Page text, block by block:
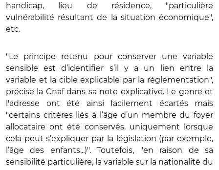
handicap, lieu de résidence, "particulière
vulnérabilité résultant de la situation économique",
etc.
"Le principe retenu pour conserver une variable
sensible est d’identifier s’il y a un lien entre la
variable et la cible explicable par la règlementation",
précise la Cnaf dans sa note explicative. Le genre et
l'adresse ont été ainsi facilement écartés mais
"certains critères liés à l’âge d’un membre du foyer
allocataire ont été conservés, uniquement lorsque
cela peut s’expliquer par la législation (par exemple,
l’âge des enfants...)". Toutefois, "en raison de sa
sensibilité particulière, la variable sur la nationalité du